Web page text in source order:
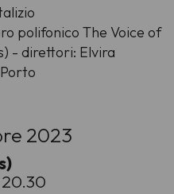
polifonico The Voice of
- direttori: Elvira
2023